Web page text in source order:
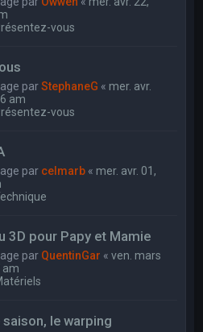
vous
parStephaneG « mer. avr.
am
vous
par celmarb « mer. avr. 01,
3D pour Papy et Mamie
par QuentinGar «ven. mars
am
saison, le warping